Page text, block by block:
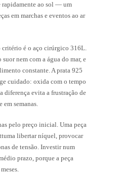
rapidamente ao sol — um
em marchas e eventos ao ar
critério é o aço cirúrgico 316L.
nem com a água do mar, e
constante. A prata 925
cuidado: oxida com o tempo
diferença evita a frustração de
semanas.
pelo preço inicial. Uma peça
libertar níquel, provocar
de tensão. Investir num
prazo, porque a peça